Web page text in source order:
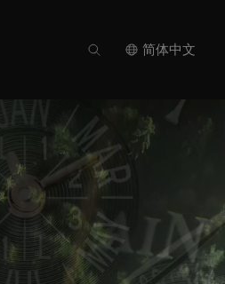
简体中文